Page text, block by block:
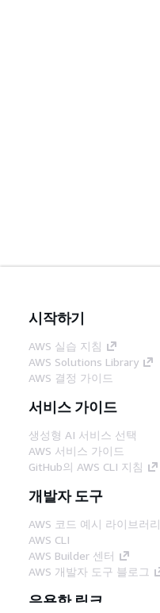
시작하기
AWS 실습 지침
AWS Solutions Library
AWS 결정 가이드
서비스 가이드
생성형 AI 서비스 선택
AWS 서비스 가이드
GitHub의 AWS CLI 지침
개발자 도구
AWS 코드 예시 라이브러리
AWS CLI
AWS Builder 센터
AWS 개발자 도구 블로그
유용한 링크